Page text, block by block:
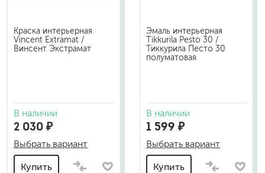
Краска интерьерная
Vincent Extramat /
Винсент Экстрамат
В наличии
2 030 ₽
Выбрать вариант
Купить
Эмаль интерьерная
Tikkurila Pesto 30 /
Тиккурила Песто 30
полуматовая
В наличии
1 599 ₽
Выбрать вариант
Купить